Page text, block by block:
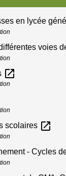
en lycée
voies
open_in_new
scolaires open_in_new
- Cycles